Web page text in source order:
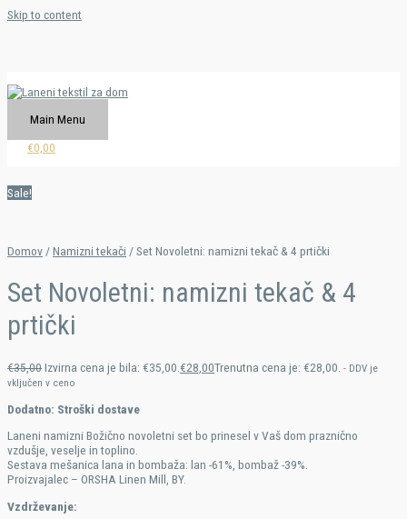
Skip to content
Main Menu
€0,00
Sale!
Domov /Namizni tekači / Set Novoletni: namizni tekač & 4 prtički
Set Novoletni: namizni tekač & 4
prtički
€35,00Izvirna cena je bila: €35,00. €28,00Trenutna cena je: €28,00. - DDV je
vključen v ceno
Dodatno: Stroški dostave
Laneni namizni Božično novoletni set bo prinesel v Vaš dom praznično
vzdušje, veselje in toplino.
Sestava mešanica lana in bombaža: lan -61%, bombaž -39%.
Proizvajalec – ORSHA Linen Mill, BY.
Vzdrževanje: